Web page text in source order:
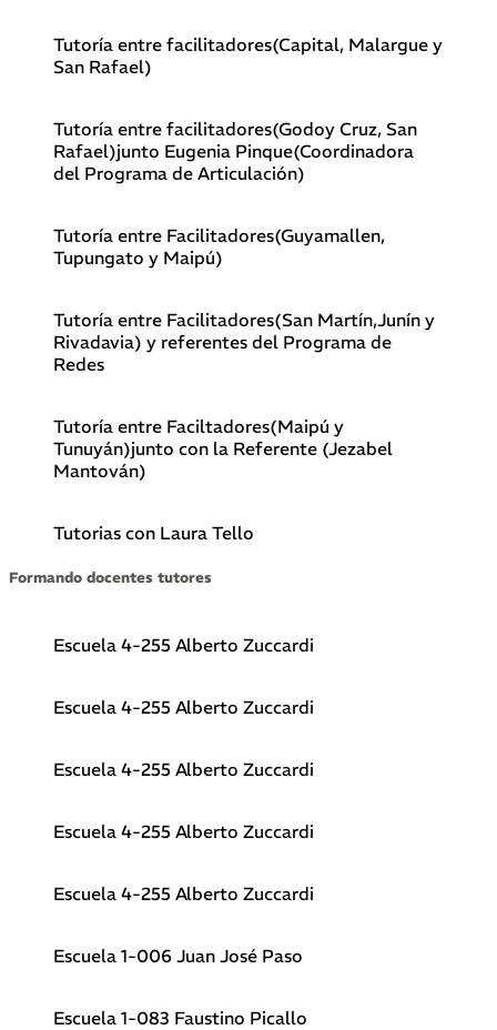
Tutoría entre facilitadores(Capital, Malargue y
San Rafael)
Tutoría entre facilitadores(Godoy Cruz, San
Rafael)junto Eugenia Pinque(Coordinadora
del Programa de Articulación)
Tutoría entre Facilitadores(Guyamallen,
Tupungato y Maipú)
Tutoría entre Facilitadores(San Martín,Junín y
Rivadavia) y referentes del Programa de
Redes
Tutoría entre Faciltadores(Maipú y
Tunuyán)junto con la Referente (Jezabel
Mantován)
Tutorias con Laura Tello
Formando docentes tutores
Escuela 4-255 Alberto Zuccardi
Escuela 4-255 Alberto Zuccardi
Escuela 4-255 Alberto Zuccardi
Escuela 4-255 Alberto Zuccardi
Escuela 4-255 Alberto Zuccardi
Escuela 1-006 Juan José Paso
Escuela 1-083 Faustino Picallo